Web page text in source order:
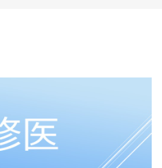
りダウンロードしてください）
さい）
院 人事課人事労務係宛 に郵送く